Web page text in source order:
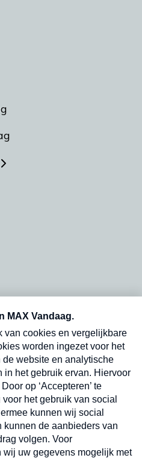
en dinsdagochtend in
Verzend